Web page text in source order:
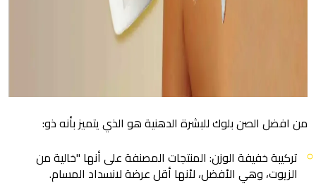
من افضل الصن بلوك للبشرة الدهنية هو الذي يتميز بأنه ذو:
تركيبة خفيفة الوزن: المنتجات المصنفة على أنها "خالية من
الزيوت، وهي الأفضل، لأنها أقل عرضة لانسداد المسام.